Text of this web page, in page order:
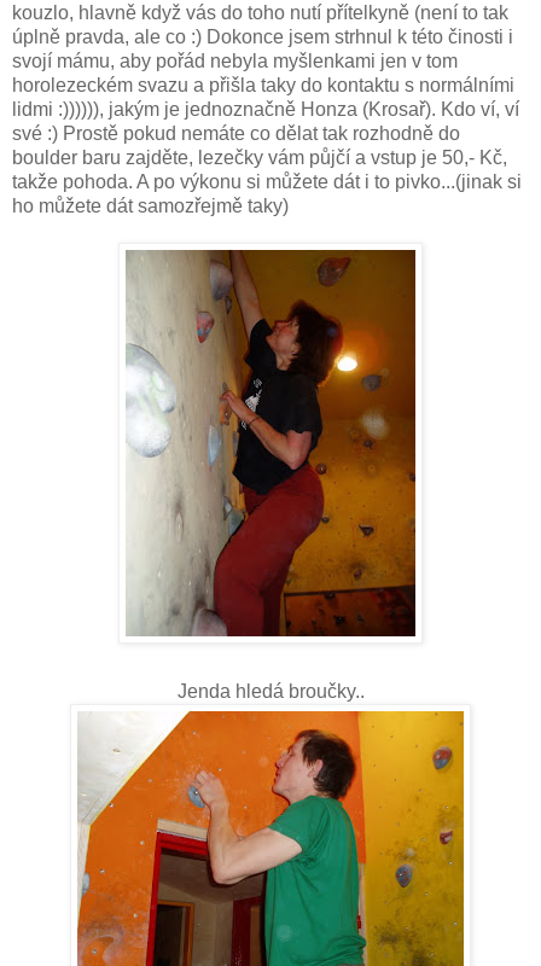
kouzlo, hlavně když vás do toho nutí přítelkyně (není to tak
úplně pravda, ale co :) Dokonce jsem strhnul k této činosti i
svojí mámu, aby pořád nebyla myšlenkami jen v tom
horolezeckém svazu a přišla taky do kontaktu s normálními
lidmi :)))))), jakým je jednoznačně Honza (Krosař). Kdo ví, ví
své :) Prostě pokud nemáte co dělat tak rozhodně do
boulder baru zajděte, lezečky vám půjčí a vstup je 50,- Kč,
takže pohoda. A po výkonu si můžete dát i to pivko...(jinak si
ho můžete dát samozřejmě taky)
Jenda hledá broučky..